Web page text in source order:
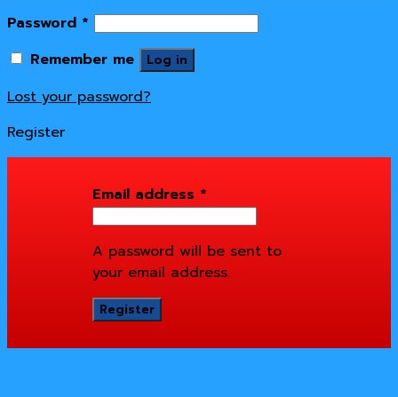
Password *
Remember me
Log in
Lost your password?
Register
Email address *
A password will be sent to
your email address.
Register